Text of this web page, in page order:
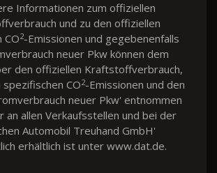
Informationen zum offiziellen
und zu den offiziellen
CO2-Emissionen und gegebenenfalls
neuer Pkw können dem
den offiziellen Kraftstoffverbrauch,
CO2-Emissionen und den
neuer Pkw' entnommen
an allen Verkaufsstellen und bei der
Automobil Treuhand GmbH'
erhältlich ist unter www.dat.de.